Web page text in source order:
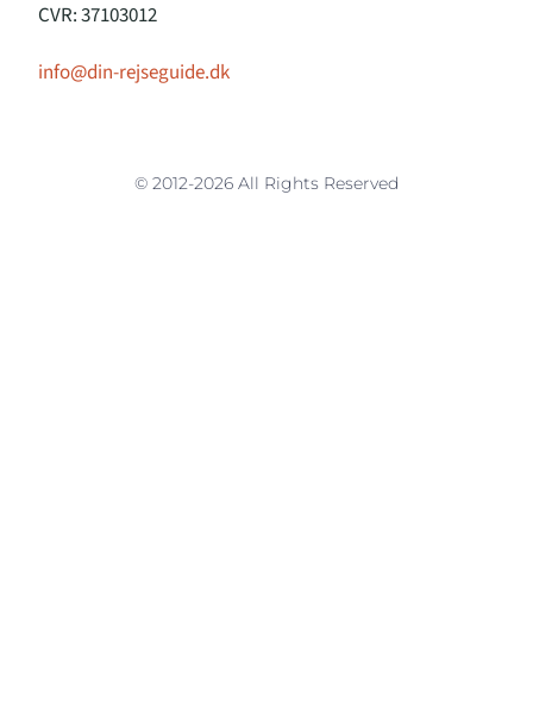
CVR: 37103012
info@din-rejseguide.dk
© 2012-2026 All Rights Reserved